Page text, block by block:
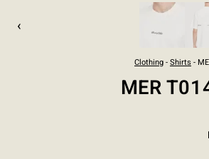
›
Clothing-Shirts-
MER